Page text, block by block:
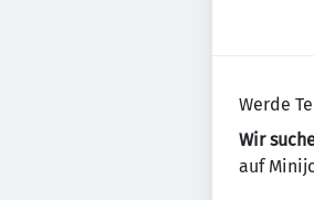
Werde
Wir
auf